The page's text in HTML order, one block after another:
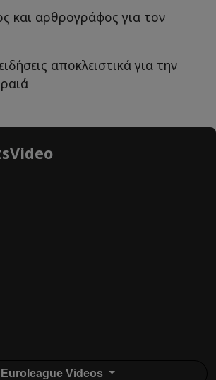
και αρθρογράφος για τον
αποκλειστικά για την
Euroleague Videos